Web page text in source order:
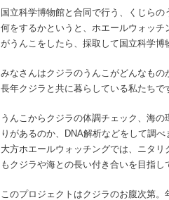
国立科学博物館と合同で行う、くじら
何をするかというと、ホエールウォッ
がうんこをしたら、採取して国立科学
みなさんはクジラのうんこがどんなもの
長年クジラと共に暮らしている私たち
うんこからクジラの体調チェック、海
りがあるのか、DNA解析などをして調べ
大方ホエールウォッチングでは、ニタ
もクジラや海との長い付き合いを目指し
このプロジェクトはクジラのお腹次第